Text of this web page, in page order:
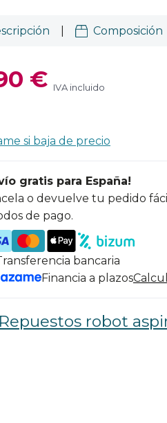
Composición
€ IVA incluido
si baja de precio
gratis para España!
o devuelve tu pedido
de pago.
bancaria
Financia a plazos
Repuestos robot